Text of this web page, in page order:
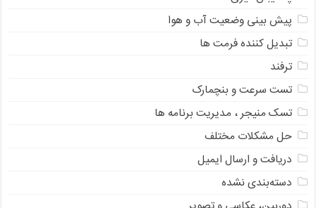
پیش بینی وضعیت آب و هوا
تبدیل کننده فرمت ها
ترفند
تست سرعت و بنچمارک
تسک منیجر ، مدیریت برنامه ها
حل مشکلات مختلف
دریافت و ارسال ایمیل
دسته‌بندی نشده